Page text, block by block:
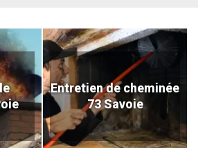
Entretien de cheminée
73 Savoie